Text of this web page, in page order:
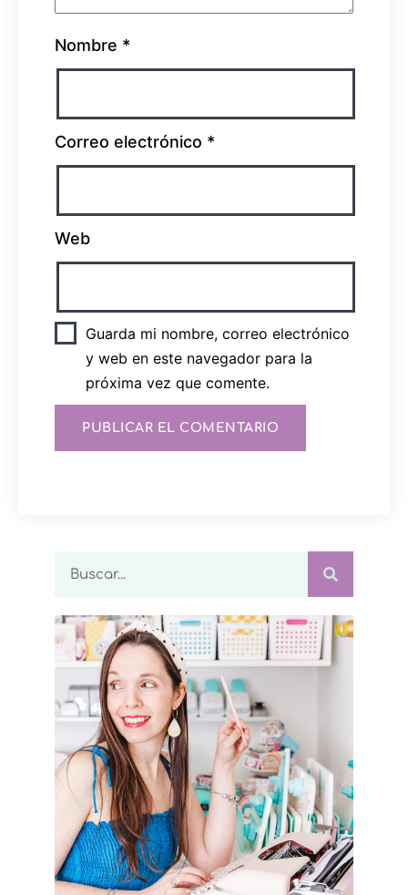
Nombre *
Correo electrónico *
Web
Guarda mi nombre, correo electrónico
y web en este navegador para la
próxima vez que comente.